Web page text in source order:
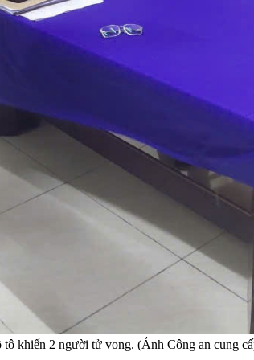
khiến 2 người tử vong. (Ảnh Công an cung